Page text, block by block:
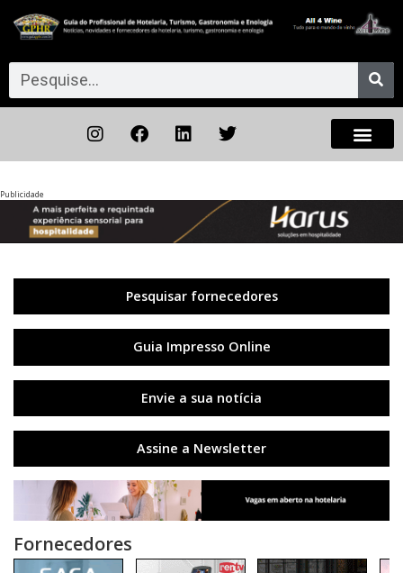
Publicidade
Pesquisar fornecedores
Guia Impresso Online
Envie a sua notícia
Assine a Newsletter
Fornecedores